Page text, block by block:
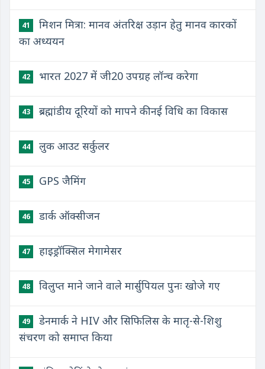
41
मिशन मित्रा: मानव अंतरिक्ष उड़ान हेतु मानव कारकों
का अध्ययन
42 भारत 2027 में जी20 उपग्रह लॉन्च करेगा
43 ब्रह्मांडीय दूरियों को मापने की नई विधि का विकास
44 लुक आउट सर्कुलर
45 GPS जैमिंग
46 डार्क ऑक्सीजन
47 हाइड्रॉक्सिल मेगामेसर
48 विलुप्त माने जाने वाले मार्सुपियल पुनः खोजे गए
49
डेनमार्क ने HIV और सिफिलिस के मातृ-से-शिशु
संचरण को समाप्त किया